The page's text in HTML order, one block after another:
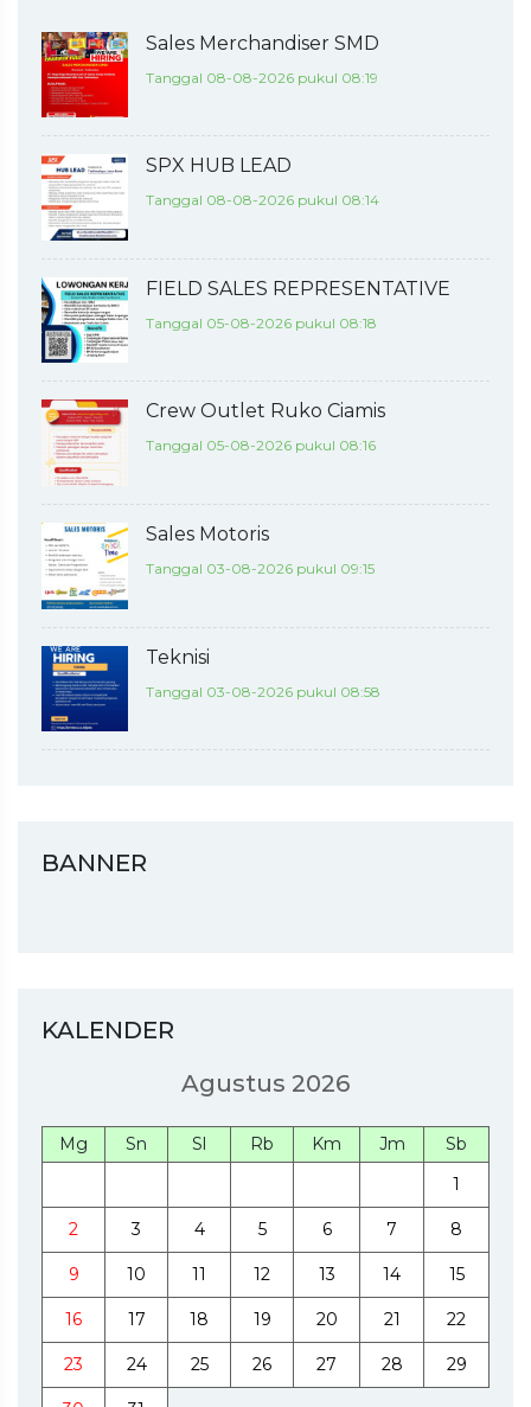
Sales Merchandiser SMD
Tanggal 08-08-2026 pukul 08:19
SPX HUB LEAD
Tanggal 08-08-2026 pukul 08:14
FIELD SALES REPRESENTATIVE
Tanggal 05-08-2026 pukul 08:18
Crew Outlet Ruko Ciamis
Tanggal 05-08-2026 pukul 08:16
Sales Motoris
Tanggal 03-08-2026 pukul 09:15
Teknisi
Tanggal 03-08-2026 pukul 08:58
BANNER
KALENDER
Agustus 2026
Mg Sn Sl Rb Km Jm
Sb
1
2 3 4 5 6 7 8
9 10 11 12 13 14 15
16 17 18 19 20 21 22
23 24 25 26 27 28 29